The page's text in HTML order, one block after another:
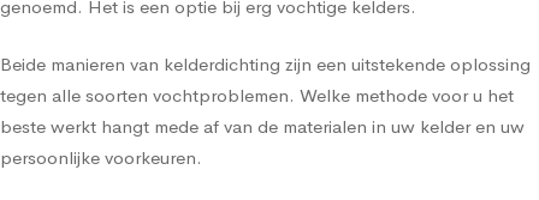
genoemd. Het is een optie bij erg vochtige kelders.
Beide manieren van kelderdichting zijn een uitstekende oplossing
tegen alle soorten vochtproblemen. Welke methode voor u het
beste werkt hangt mede af van de materialen in uw kelder en uw
persoonlijke voorkeuren.